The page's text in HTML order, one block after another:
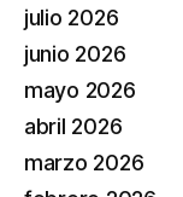
julio 2026
junio 2026
mayo 2026
abril 2026
marzo 2026